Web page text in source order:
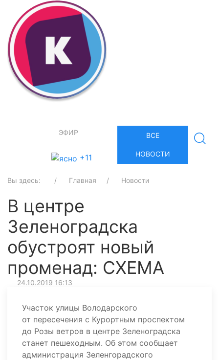
ЭФИР
+11
ВСЕ
НОВОСТИ
Вы здесь: Главная Новости
В центре
Зеленоградска
обустроят новый
променад: СХЕМА
24.10.2019 16:13
Участок улицы Володарского
от пересечения с Курортным проспектом
до Розы ветров в центре Зеленоградска
станет пешеходным. Об этом сообщает
администрация Зеленгорадского